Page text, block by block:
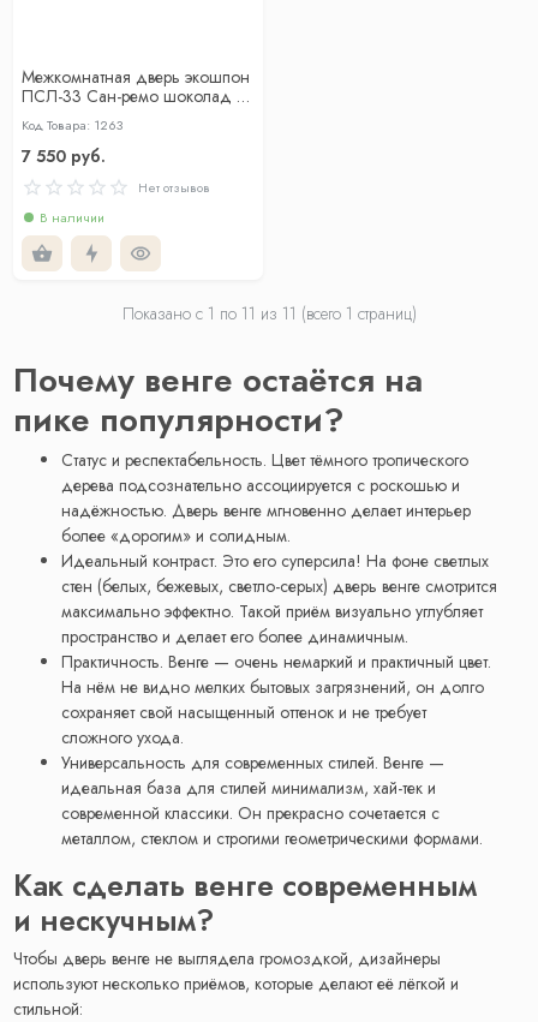
Межкомнатная дверь экошпон
ПСЛ-33 Сан-ремо шоколад со
стеклом бронза сатинат
Код Товара: 1263
7 550 руб.
Нет отзывов
В наличии
Показано с 1 по 11 из 11 (всего 1 страниц)
Почему венге остаётся на
пике популярности?
Статус и респектабельность. Цвет тёмного тропического
дерева подсознательно ассоциируется с роскошью и
надёжностью. Дверь венге мгновенно делает интерьер
более «дорогим» и солидным.
Идеальный контраст. Это его суперсила! На фоне светлых
стен (белых, бежевых, светло-серых) дверь венге смотрится
максимально эффектно. Такой приём визуально углубляет
пространство и делает его более динамичным.
Практичность. Венге — очень немаркий и практичный цвет.
На нём не видно мелких бытовых загрязнений, он долго
сохраняет свой насыщенный оттенок и не требует
сложного ухода.
Универсальность для современных стилей. Венге —
идеальная база для стилей минимализм, хай-тек и
современной классики. Он прекрасно сочетается с
металлом, стеклом и строгими геометрическими формами.
Как сделать венге современным
и нескучным?
Чтобы дверь венге не выглядела громоздкой, дизайнеры
используют несколько приёмов, которые делают её лёгкой и
стильной: